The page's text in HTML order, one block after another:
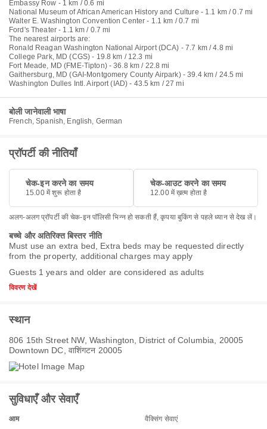
Embassy Row - 1 km / 0.6 mi
National Museum of African American History and Culture - 1.1 km / 0.7 mi
Walter E. Washington Convention Center - 1.1 km / 0.7 mi
Ford's Theater - 1.1 km / 0.7 mi
The nearest airports are:
Ronald Reagan Washington National Airport (DCA) - 7.7 km / 4.8 mi
College Park, MD (CGS) - 19.8 km / 12.3 mi
Fort Meade, MD (FME-Tipton) - 36.8 km / 22.8 mi
Gaithersburg, MD (GAI-Montgomery County Airpark) - 39.4 km / 24.5 mi
Washington Dulles Intl. Airport (IAD) - 43.5 km / 27 mi
बोली जानेवाली भाषा
French, Spanish, English, German
प्रॉपर्टी की नीतियाँ
चेक-इन करने का समय
15.00 में शुरू होता है
चेक-आउट करने का समय
12.00 में ख़त्म होता है
अलग-अलग प्रॉपर्टी की चेक-इन पॉलिसी भिन्न हो सकती हैं, कृपया बुकिंग से पहले ध्यान से देख लें।
बच्चे और अतिरिक्त बिस्तर नीति
Must use an extra bed, Extra beds may be requested directly
from the property, additional charges may apply
Guests 1 years and older are considered as adults
विवरण देखें
स्थान
806 15th Street NW, Washington, District of Columbia, 20005
Downtown DC, वाशिंगटन 20005
सुविधाएँ और सेवाएँ
आम
वैक्सिंग सेवाएं